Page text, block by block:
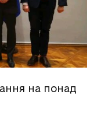
на понад